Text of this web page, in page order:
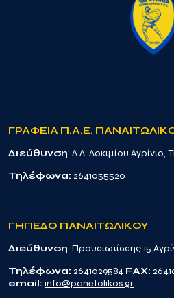
ΓΡΑΦΕΙΑ Π.Α.Ε.
Διεύθυνση: Δ.Δ. Δοκιμίου Αγρίνιο,
Τηλέφωνα: 2641055520
ΓΗΠΕΔΟ ΠΑΝΑΙΤΩΛΙΚΟΥ
Διεύθυνση: Προυσιωτίσσης 15
Τηλέφωνα: 2641029584 FAX:
email: info@panetolikos.gr